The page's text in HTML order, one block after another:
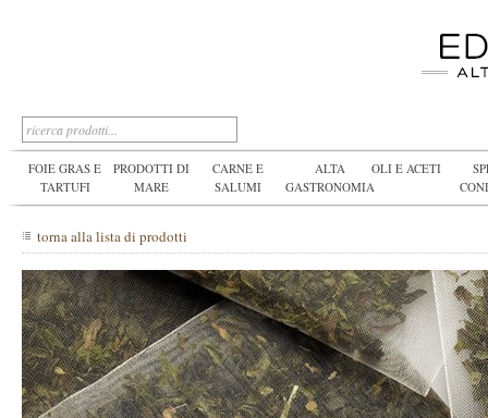
FOIE GRAS E
TARTUFI
PRODOTTI DI
MARE
CARNE E
SALUMI
ALTA
GASTRONOMIA
OLI E ACETI
torna alla lista di prodotti